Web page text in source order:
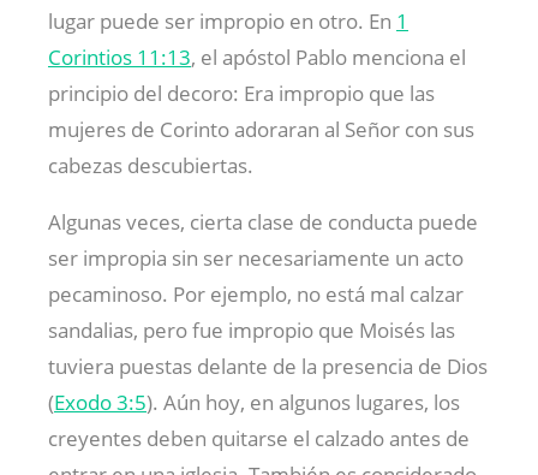
lugar puede ser impropio en otro. En 1
Corintios 11:13, el apóstol Pablo menciona el
principio del decoro: Era impropio que las
mujeres de Corinto adoraran al Señor con sus
cabezas descubiertas.
Algunas veces, cierta clase de conducta puede
ser impropia sin ser necesariamente un acto
pecaminoso. Por ejemplo, no está mal calzar
sandalias, pero fue impropio que Moisés las
tuviera puestas delante de la presencia de Dios
(Exodo 3:5). Aún hoy, en algunos lugares, los
creyentes deben quitarse el calzado antes de